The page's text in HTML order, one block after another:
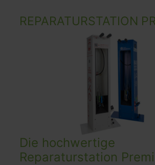
REPARATURSTATION
Die hochwertige
Reparaturstation